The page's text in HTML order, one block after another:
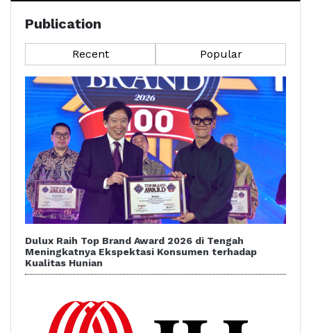
Publication
Recent Popular
Dulux Raih Top Brand Award 2026 di Tengah
Meningkatnya Ekspektasi Konsumen terhadap
Kualitas Hunian